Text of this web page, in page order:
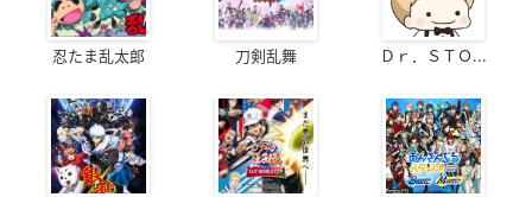
忍たま乱太郎 刀剣乱舞 Ｄｒ．ＳＴＯ...